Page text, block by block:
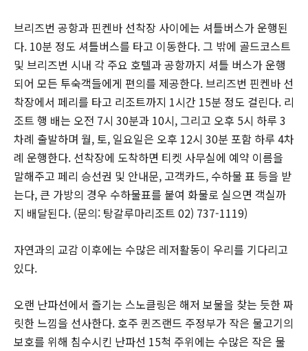
브리즈번 공항과 핀켄바 선착장 사이에는 셔틀버스가 운행된
다. 10분 정도 셔틀버스를 타고 이동한다. 그 밖에 골드코스트
및 브리즈번 시내 각 주요 호텔과 공항까지 셔틀 버스가 운행
되어 모든 투숙객들에게 편의를 제공한다. 브리즈번 핀켄바 선
착장에서 페리를 타고 리조트까지 1시간 15분 정도 걸린다. 리
조트 행 배는 오전 7시 30분과 10시, 그리고 오후 5시 하루 3
차례 출발하며 월, 토, 일요일은 오후 12시 30분 포함 하루 4차
례 운행한다. 선착장에 도착하면 티켓 사무실에 예약 이름을
말해주고 페리 승선권 및 안내문, 고객카드, 수하물 표 등을 받
는다, 큰 가방의 경우 수하물표를 붙여 화물로 실으면 객실까
지 배달된다. (문의: 탕갈루마리조트 02) 737-1119)
자연과의 교감 이후에는 수많은 레저활동이 우리를 기다리고
있다.
오랜 난파선에서 즐기는 스노클링은 해저 보물을 찾는 듯한 짜
릿한 느낌을 선사한다. 호주 퀸즈랜드 주정부가 작은 물고기의
보호를 위해 침수시킨 난파선 15척 주위에는 수많은 작은 물